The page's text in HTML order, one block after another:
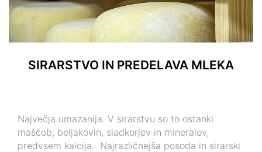
SIRARSTVO IN PREDELAVA MLEKA
Največja umazanija. V sirarstvu so to ostanki
maščob, beljakovin, sladkorjev in mineralov,
predvsem kalcija. Najrazličnejša posoda in sirarski